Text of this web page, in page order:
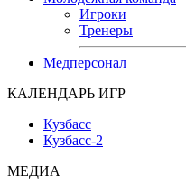
Игроки
Тренеры
Медперсонал
КАЛЕНДАРЬ ИГР
Кузбасс
Кузбасс-2
МЕДИА